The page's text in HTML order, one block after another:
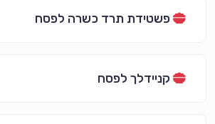
פשטידת תרד כשרה לפסח
קניידלך לפסח